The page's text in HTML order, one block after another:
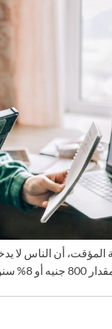
المؤقت، أن الناس